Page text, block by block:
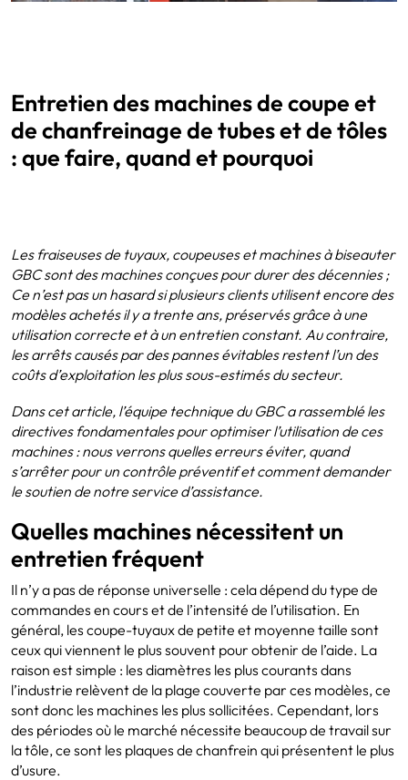
Entretien des machines de coupe et
de chanfreinage de tubes et de tôles
: que faire, quand et pourquoi
Les fraiseuses de tuyaux, coupeuses et machines à biseauter
GBC sont des machines conçues pour durer des décennies ;
Ce n’est pas un hasard si plusieurs clients utilisent encore des
modèles achetés il y a trente ans, préservés grâce à une
utilisation correcte et à un entretien constant. Au contraire,
les arrêts causés par des pannes évitables restent l’un des
coûts d’exploitation les plus sous-estimés du secteur.
Dans cet article, l’équipe technique du GBC a rassemblé les
directives fondamentales pour optimiser l’utilisation de ces
machines : nous verrons quelles erreurs éviter, quand
s’arrêter pour un contrôle préventif et comment demander
le soutien de notre service d’assistance.
Quelles machines nécessitent un
entretien fréquent
Il n’y a pas de réponse universelle : cela dépend du type de
commandes en cours et de l’intensité de l’utilisation. En
général, les coupe-tuyaux de petite et moyenne taille sont
ceux qui viennent le plus souvent pour obtenir de l’aide. La
raison est simple : les diamètres les plus courants dans
l’industrie relèvent de la plage couverte par ces modèles, ce
sont donc les machines les plus sollicitées. Cependant, lors
des périodes où le marché nécessite beaucoup de travail sur
la tôle, ce sont les plaques de chanfrein qui présentent le plus
d’usure.